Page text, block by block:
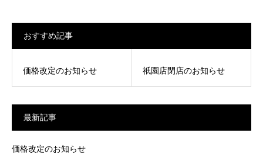
おすすめ記事
価格改定のお知らせ 祇園店閉店のお知らせ
最新記事
価格改定のお知らせ